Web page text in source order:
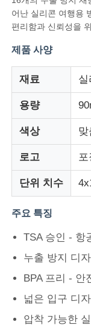
제품
비디오
우리 에 관한
공장 투어
뉴스
사건
실리콘 여행용
어난 실리콘 여행용
편리함과 신뢰성을
제품 사양
재료
용량
색상 맞
로고
단위 치수
주요 특징
TSA 승인 - 항
누출 방지 디
BPA 프리 - 안
넓은 입구 디
압착 가능한